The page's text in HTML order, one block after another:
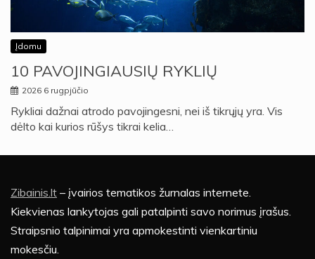
Įdomu
10 PAVOJINGIAUSIŲ RYKLIŲ
2026 6 rugpjūčio
Rykliai dažnai atrodo pavojingesni, nei iš tikrųjų yra. Vis
dėlto kai kurios rūšys tikrai kelia…
Zibainis.lt – įvairios tematikos žurnalas internete.
Kiekvienas lankytojas gali patalpinti savo norimus įrašus.
Straipsnio talpinimai yra apmokestinti vienkartiniu
mokesčiu.